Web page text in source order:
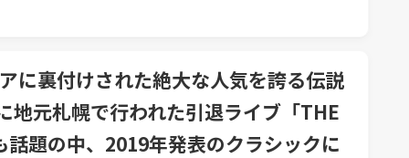
に裏付けされた絶大な人気を誇る伝説
元札幌で行われた引退ライブ「THE
題の中、2019年発表のクラシックに